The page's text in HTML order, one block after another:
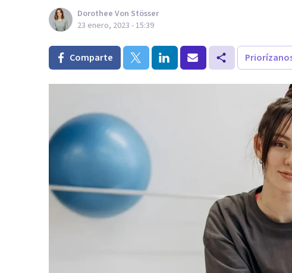
Dorothee Von Stösser
23 enero, 2023 - 15:39
Comparte